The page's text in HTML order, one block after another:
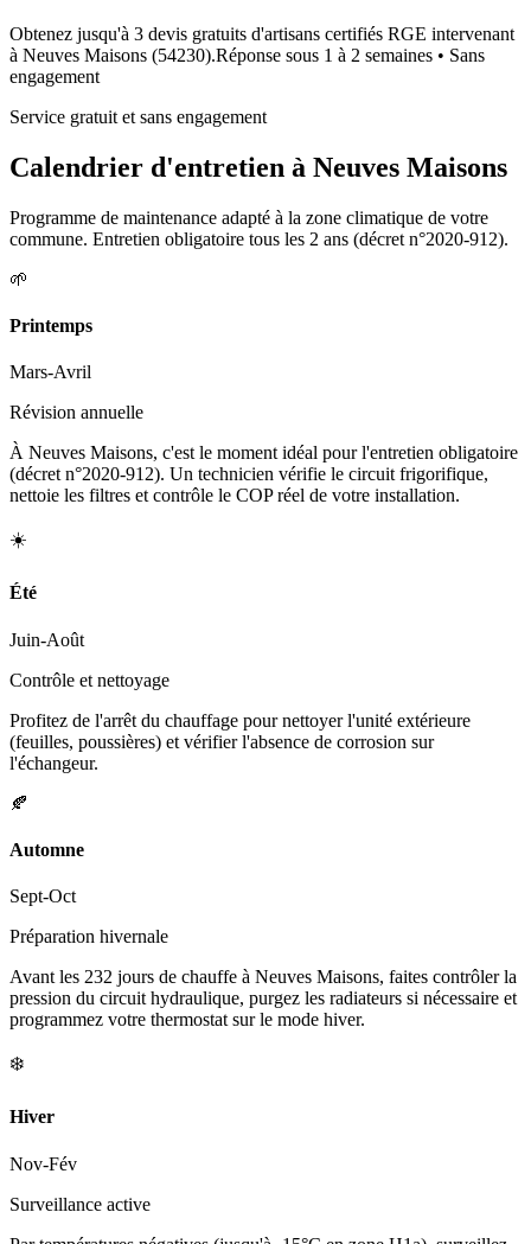
Obtenez jusqu'à 3 devis gratuits d'artisans certifiés RGE intervenant
à Neuves Maisons (54230).Réponse sous 1 à 2 semaines • Sans
engagement
Service gratuit et sans engagement
Calendrier d'entretien à Neuves Maisons
Programme de maintenance adapté à la zone climatique de votre
commune. Entretien obligatoire tous les 2 ans (décret n°2020-912).
🌱
Printemps
Mars-Avril
Révision annuelle
À Neuves Maisons, c'est le moment idéal pour l'entretien obligatoire
(décret n°2020-912). Un technicien vérifie le circuit frigorifique,
nettoie les filtres et contrôle le COP réel de votre installation.
☀️
Été
Juin-Août
Contrôle et nettoyage
Profitez de l'arrêt du chauffage pour nettoyer l'unité extérieure
(feuilles, poussières) et vérifier l'absence de corrosion sur
l'échangeur.
🍂
Automne
Sept-Oct
Préparation hivernale
Avant les 232 jours de chauffe à Neuves Maisons, faites contrôler la
pression du circuit hydraulique, purgez les radiateurs si nécessaire et
programmez votre thermostat sur le mode hiver.
❄️
Hiver
Nov-Fév
Surveillance active